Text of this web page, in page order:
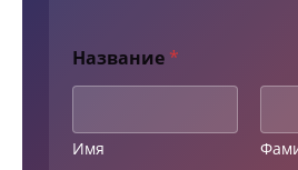
Название *
Имя